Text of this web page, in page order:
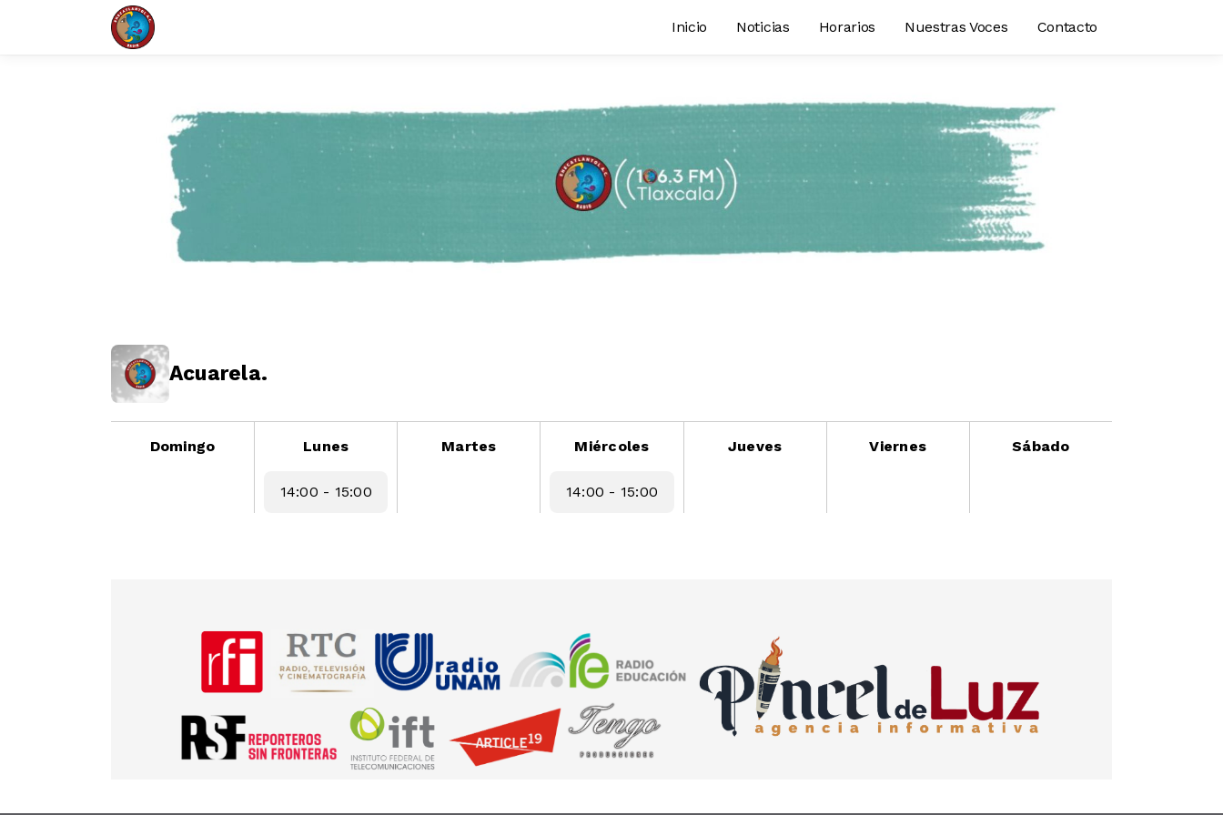
Inicio Noticias Horarios Nuestras Voces Contacto
Acuarela.
Domingo Lunes
14:00 - 15:00
Martes Miércoles
14:00 - 15:00
Jueves Viernes Sábado